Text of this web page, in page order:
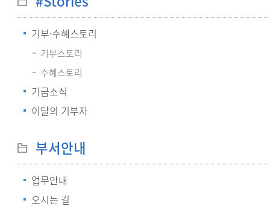
기부·수혜스토리
기부스토리
수혜스토리
기금소식
이달의 기부자
부서안내
업무안내
오시는 길